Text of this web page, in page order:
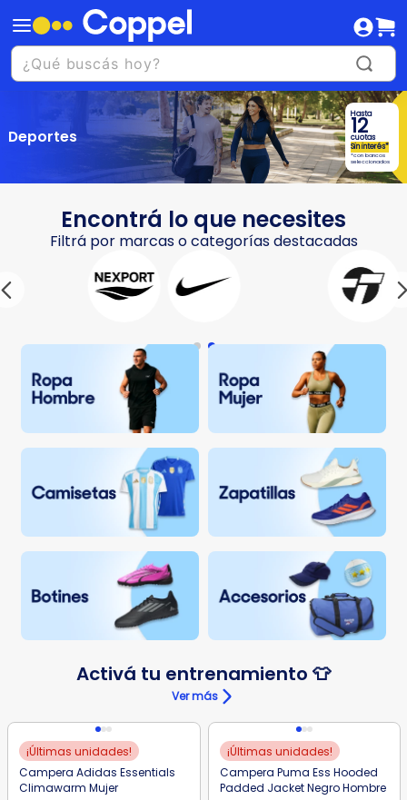
Deportes
Hasta
12
cuotas
Sin interés*
*con bancos
seleccionados
Encontrá lo que necesites
Filtrá por marcas o categorías destacadas
Activá tu entrenamiento 👕
Ver más
¡Últimas unidades!
Campera Adidas Essentials
Climawarm Mujer
¡Últimas unidades!
Campera Puma Ess Hooded
Padded Jacket Negro Hombre